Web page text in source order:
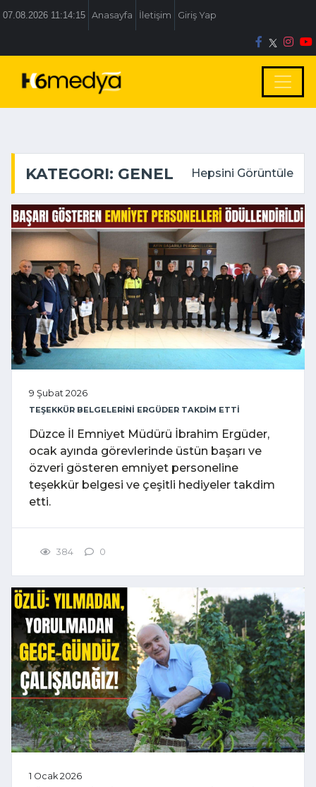
07.08.2026 11:14:16 Anasayfa İletişim Giriş Yap
KATEGORI: GENEL Hepsini Görüntüle
9 Şubat 2026
TEŞEKKÜR BELGELERİNİ ERGÜDER TAKDİM ETTİ
Düzce İl Emniyet Müdürü İbrahim Ergüder,
ocak ayında görevlerinde üstün başarı ve
özveri gösteren emniyet personeline
teşekkür belgesi ve çeşitli hediyeler takdim
etti.
384 0
1 Ocak 2026